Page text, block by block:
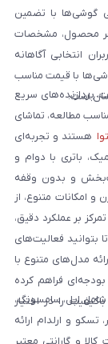
گوشی‌ها با تضمین
هر محصول، مشخصات
انتخابی آگاهانه
با قیمت مناسب
است.
پردازنده‌های سریع
مطالعه، تماشای
هستند و تجربه‌ای
باتری با دوام و
و بدون وقفه
و امکانات متنوع، از
بر عملکرد دقیق،
بتوانید فعالیت‌های
مدل‌های متنوع با
فراهم کرده
را در اختیار
اپل، سامسونگ،
تسکو و ارلدام ارائه
و گارانتی معتبر